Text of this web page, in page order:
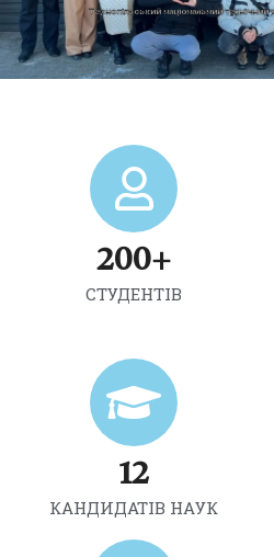
Тернопільський національний технічний
200+
СТУДЕНТІВ
12
КАНДИДАТІВ НАУК